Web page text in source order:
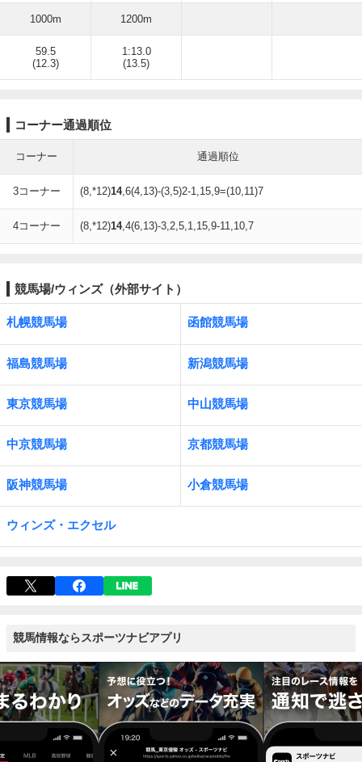
1000m 1200m
59.5
(12.3)
1:13.0
(13.5)
コーナー通過順位
コーナー 通過順位
3コーナー (8,*12)14,6(4,13)-(3,5)2-1,15,9=(10,11)7
4コーナー (8,*12)14,4(6,13)-3,2,5,1,15,9-11,10,7
競馬場/ウィンズ（外部サイト）
札幌競馬場 函館競馬場
福島競馬場 新潟競馬場
東京競馬場 中山競馬場
中京競馬場 京都競馬場
阪神競馬場 小倉競馬場
ウィンズ・エクセル
競馬情報ならスポーツナビアプリ